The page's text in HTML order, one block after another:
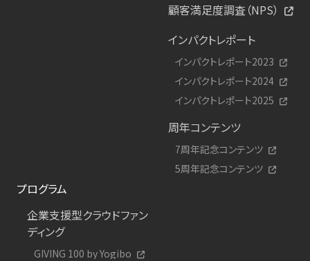
顧客満足度調査（NPS）
インパクトレポート
インパクトレポート2023
インパクトレポート2024
インパクトレポート2025
周年コンテンツ
7周年記念コンテンツ
5周年記念コンテンツ
プログラム
企業支援型クラウドファン
ディング
GIVING 100 by Yogibo